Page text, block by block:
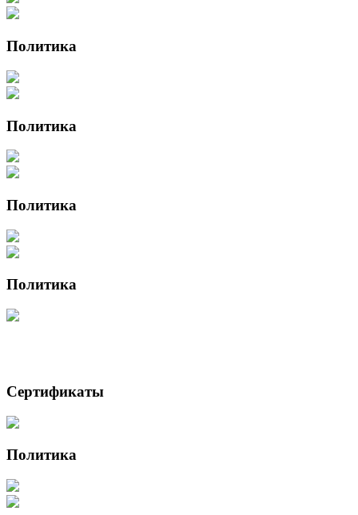
Политика
Политика
Политика
Политика
Сертификаты
Политика